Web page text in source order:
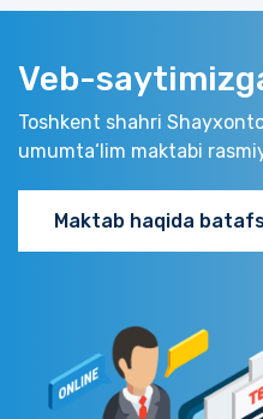
Veb-
Toshkent shahri
umumta‘lim maktabi
Maktab haqida